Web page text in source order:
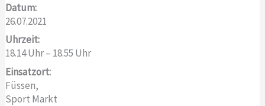
Datum:
26.07.2021
Uhrzeit:
18.14 Uhr – 18.55 Uhr
Einsatzort:
Füssen,
Sport Markt